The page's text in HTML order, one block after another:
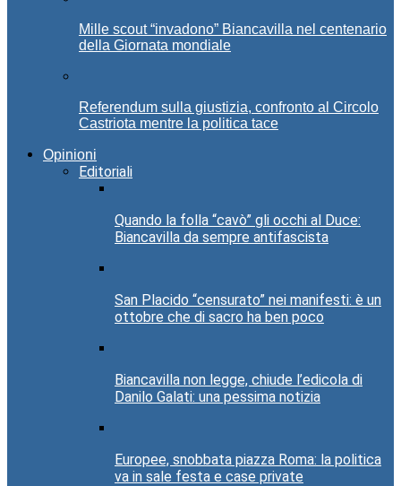
Mille scout “invadono” Biancavilla nel centenario
della Giornata mondiale
Referendum sulla giustizia, confronto al Circolo
Castriota mentre la politica tace
Opinioni
Editoriali
Quando la folla “cavò” gli occhi al Duce:
Biancavilla da sempre antifascista
San Placido “censurato” nei manifesti: è un
ottobre che di sacro ha ben poco
Biancavilla non legge, chiude l’edicola di
Danilo Galati: una pessima notizia
Europee, snobbata piazza Roma: la politica
va in sale festa e case private